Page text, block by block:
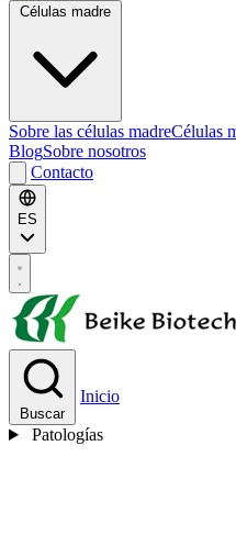
Sobre las células madreCélulas
BlogSobre nosotros
Contacto
ES
Buscar
Inicio
Patologías